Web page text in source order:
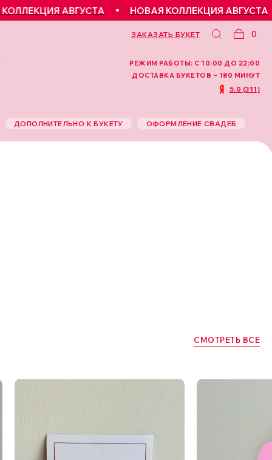
АВГУСТА НОВАЯ КОЛЛЕКЦИЯ АВГУСТА
0
ЗАКАЗАТЬ БУКЕТ
5.0 (311)
ДОСТАВКА БУКЕТОВ ~ 180 МИНУТ
РЕЖИМ РАБОТЫ: С 10:00 ДО 22:00
ДОПОЛНИТЕЛЬНО К БУКЕТУ ОФОРМЛЕНИЕ СВАДЕБ
СМОТРЕТЬ ВСЕ